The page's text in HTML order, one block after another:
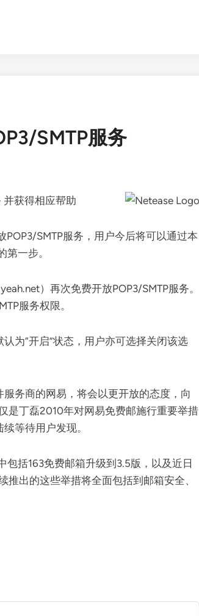
SMTP服务
并获得相应帮助
SMTP服务，用户今后将可以通过本
一步。
）再次免费开放POP3/SMTP服务。
服务权限。
为“开启”状态，用户亦可选择关闭该选
务商的网易，将会以更开放的态度，向
是丁磊2010年对网易免费邮施行重要举措
等待用户发现。
括163免费邮箱升级到3.5版，以及近日
推出的这些举措将全面包括到邮箱安全、